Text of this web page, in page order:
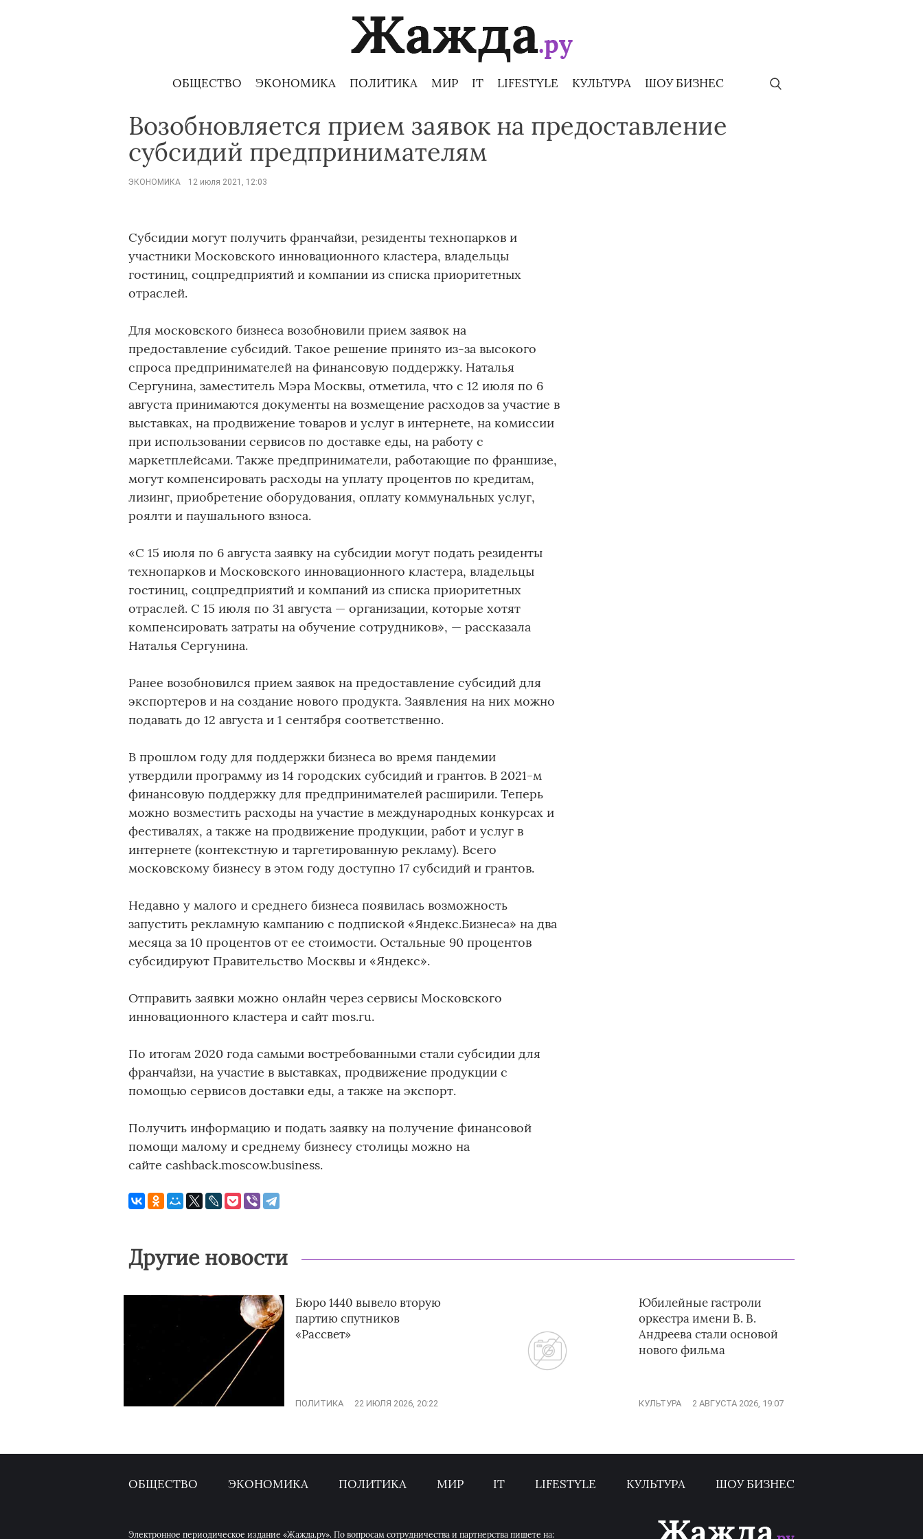
ОБЩЕСТВО ЭКОНОМИКА ПОЛИТИКА МИР IT LIFESTYLE КУЛЬТУРА ШОУ БИЗНЕС
Возобновляется прием заявок на предоставление
субсидий предпринимателям
ЭКОНОМИКА 12 июля 2021, 12:03
Субсидии могут получить франчайзи, резиденты технопарков и
участники Московского инновационного кластера, владельцы
гостиниц, соцпредприятий и компании из списка приоритетных
отраслей.
Для московского бизнеса возобновили прием заявок на
предоставление субсидий. Такое решение принято из-за высокого
спроса предпринимателей на финансовую поддержку. Наталья
Сергунина, заместитель Мэра Москвы, отметила, что с 12 июля по 6
августа принимаются документы на возмещение расходов за участие в
выставках, на продвижение товаров и услуг в интернете, на комиссии
при использовании сервисов по доставке еды, на работу с
маркетплейсами. Также предприниматели, работающие по франшизе,
могут компенсировать расходы на уплату процентов по кредитам,
лизинг, приобретение оборудования, оплату коммунальных услуг,
роялти и паушального взноса.
«С 15 июля по 6 августа заявку на субсидии могут подать резиденты
технопарков и Московского инновационного кластера, владельцы
гостиниц, соцпредприятий и компаний из списка приоритетных
отраслей. С 15 июля по 31 августа — организации, которые хотят
компенсировать затраты на обучение сотрудников», — рассказала
Наталья Сергунина.
Ранее возобновился прием заявок на предоставление субсидий для
экспортеров и на создание нового продукта. Заявления на них можно
подавать до 12 августа и 1 сентября соответственно.
В прошлом году для поддержки бизнеса во время пандемии
утвердили программу из 14 городских субсидий и грантов. В 2021-м
финансовую поддержку для предпринимателей расширили. Теперь
можно возместить расходы на участие в международных конкурсах и
фестивалях, а также на продвижение продукции, работ и услуг в
интернете (контекстную и таргетированную рекламу). Всего
московскому бизнесу в этом году доступно 17 субсидий и грантов.
Недавно у малого и среднего бизнеса появилась возможность
запустить рекламную кампанию с подпиской «Яндекс.Бизнеса» на два
месяца за 10 процентов от ее стоимости. Остальные 90 процентов
субсидируют Правительство Москвы и «Яндекс».
Отправить заявки можно онлайн через сервисы Московского
инновационного кластера и сайт mos.ru.
По итогам 2020 года самыми востребованными стали субсидии для
франчайзи, на участие в выставках, продвижение продукции с
помощью сервисов доставки еды, а также на экспорт.
Получить информацию и подать заявку на получение финансовой
помощи малому и среднему бизнесу столицы можно на
сайте cashback.moscow.business.
Другие новости
Бюро 1440 вывело вторую
партию спутников
«Рассвет»
ПОЛИТИКА 22 ИЮЛЯ 2026, 20:22
Юбилейные гастроли
оркестра имени В. В.
Андреева стали основой
нового фильма
КУЛЬТУРА 2 АВГУСТА 2026, 19:07
ОБЩЕСТВО ЭКОНОМИКА ПОЛИТИКА МИР IT LIFESTYLE КУЛЬТУРА ШОУ БИЗНЕС
Электронное периодическое издание «Жажда.ру». По вопросам сотрудничества и партнерства пишете на: